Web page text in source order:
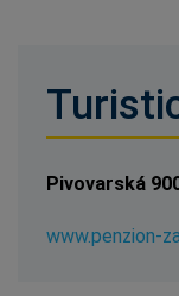
Pivovarská
www.penzion-